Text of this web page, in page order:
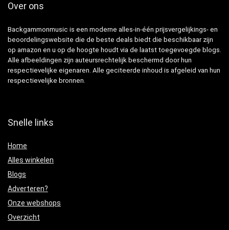
Over ons
Backgammonmusic is een moderne alles-in-één prijsvergelijkings- en
beoordelingswebsite die de beste deals biedt die beschikbaar zijn
op amazon en u op de hoogte houdt via de laatst toegevoegde blogs.
Alle afbeeldingen zijn auteursrechtelijk beschermd door hun
respectievelijke eigenaren. Alle geciteerde inhoud is afgeleid van hun
respectievelijke bronnen.
Snelle links
Home
Alles winkelen
Blogs
Adverteren?
Onze webshops
Overzicht